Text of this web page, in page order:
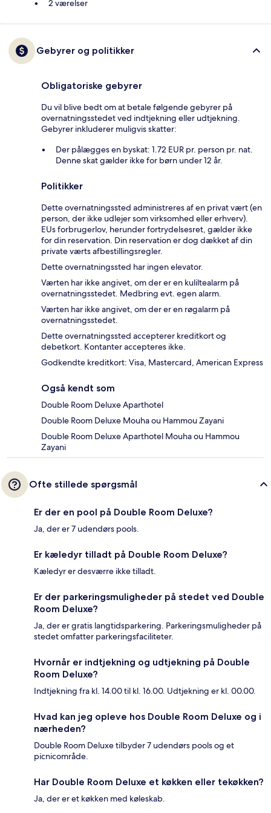
2 værelser
Gebyrer og politikker
Obligatoriske gebyrer
Du vil blive bedt om at betale følgende gebyrer på
overnatningsstedet ved indtjekning eller udtjekning.
Gebyrer inkluderer muligvis skatter:
Der pålægges en byskat: 1.72 EUR pr. person pr. nat.
Denne skat gælder ikke for børn under 12 år.
Politikker
Dette overnatningssted administreres af en privat vært (en
person, der ikke udlejer som virksomhed eller erhverv).
EUs forbrugerlov, herunder fortrydelsesret, gælder ikke
for din reservation. Din reservation er dog dækket af din
private værts afbestillingsregler.
Dette overnatningssted har ingen elevator.
Værten har ikke angivet, om der er en kuliltealarm på
overnatningsstedet. Medbring evt. egen alarm.
Værten har ikke angivet, om der er en røgalarm på
overnatningsstedet.
Dette overnatningssted accepterer kreditkort og
debetkort. Kontanter accepteres ikke.
Godkendte kreditkort: Visa, Mastercard, American Express
Også kendt som
Double Room Deluxe Aparthotel
Double Room Deluxe Mouha ou Hammou Zayani
Double Room Deluxe Aparthotel Mouha ou Hammou
Zayani
Ofte stillede spørgsmål
Er der en pool på Double Room Deluxe?
Ja, der er 7 udendørs pools.
Er kæledyr tilladt på Double Room Deluxe?
Kæledyr er desværre ikke tilladt.
Er der parkeringsmuligheder på stedet ved Double
Room Deluxe?
Ja, der er gratis langtidsparkering. Parkeringsmuligheder på
stedet omfatter parkeringsfaciliteter.
Hvornår er indtjekning og udtjekning på Double
Room Deluxe?
Indtjekning fra kl. 14.00 til kl. 16.00. Udtjekning er kl. 00.00.
Hvad kan jeg opleve hos Double Room Deluxe og i
nærheden?
Double Room Deluxe tilbyder 7 udendørs pools og et
picnicområde.
Har Double Room Deluxe et køkken eller tekøkken?
Ja, der er et køkken med køleskab.